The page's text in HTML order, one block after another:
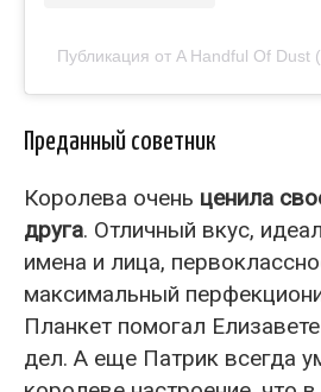
Публикация от A Handful Of Dust
Преданный советник
Королева очень ценила
друга. Отличный вкус,
имена и лица,
максимальный
Планкет помогал
дел. А еще Патрик всегда